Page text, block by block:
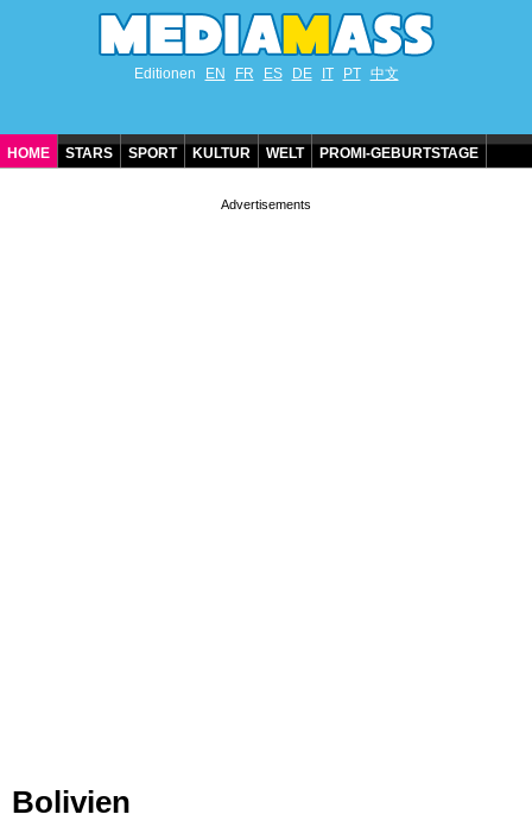
Editionen EN FR ES DE IT PT 中文
HOME STARS SPORT KULTUR WELT PROMI-GEBURTSTAGE
Bolivien